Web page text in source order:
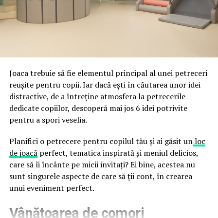
astfel încât confortul și estetica să funcționeze
împreună, nu în tensiune una cu cealaltă, pe toată
durata de viață a amenajării, indiferent de câte sezoane
fraude care exploatează încrederea în brand.
Directoratul Național de Securitate Cibernetică (DNSC)
financiare. Instituția recomandă verificarea atentă a
sursei mesajelor și raportarea incidentelor la numărul
unic 1911.
Campaniile identificate în ultimele săptămâni folosesc
false de streaming, coduri QR malițioase și mesaje care
promit bilete, rambursări, premii sau acces gratuit la
meciuri. FBI a emis în luna mai un avertisment privind
site-urile care clonează platforma oficială prin
modificări minore ale denumirii domeniului, precum
a colecta date personale și bancare.
Joaca trebuie să fie elementul principal al unei petreceri
reușite pentru copii. Iar dacă ești în căutarea unor idei
distractive, de a întreține atmosfera la petrecerile
dedicate copiilor, descoperă mai jos 6 idei potrivite
pentru a spori veselia.
Planifici o petrecere pentru copilul tău și ai găsit unloc
de joacăperfect, tematica inspirată și meniul delicios,
care să îi încânte pe micii invitați? Ei bine, acestea nu
sunt singurele aspecte de care să ții cont, în crearea
unui eveniment perfect.
Vânătoarea de comori